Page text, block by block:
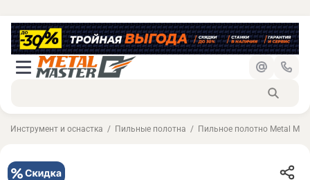
Инструмент и оснастка Пильные полотна Пильное полотно Metal